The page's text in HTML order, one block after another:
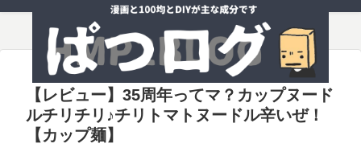
【レビュー】35周年ってマ？カップヌード
ルチリチリ♪チリトマトヌードル辛いぜ！
【カップ麺】